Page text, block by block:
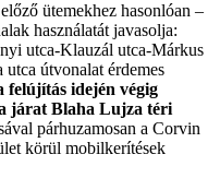
ütemekhez hasonlóan –
használatát javasolja:
utca-Klauzál utca-Márkus
útvonalat érdemes
felújítás idején végig
járat Blaha Lujza téri
párhuzamosan a Corvin
körül mobilkerítések